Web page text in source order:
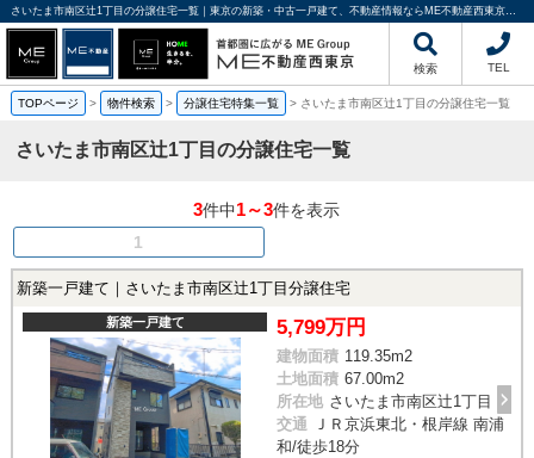
さいたま市南区辻1丁目の分譲住宅一覧｜東京の新築・中古一戸建て、不動産情報ならME不動産西東京にお任せください
検索 TEL
TOPページ > 物件検索 > 分譲住宅特集一覧 > さいたま市南区辻1丁目の分譲住宅一覧
さいたま市南区辻1丁目の分譲住宅一覧
3件中1～3件を表示
1
新築一戸建て｜さいたま市南区辻1丁目分譲住宅
新築一戸建て 5,799万円
建物面積 119.35m2
土地面積 67.00m2
所在地 さいたま市南区辻1丁目
交通 ＪＲ京浜東北・根岸線 南浦
和/徒歩18分